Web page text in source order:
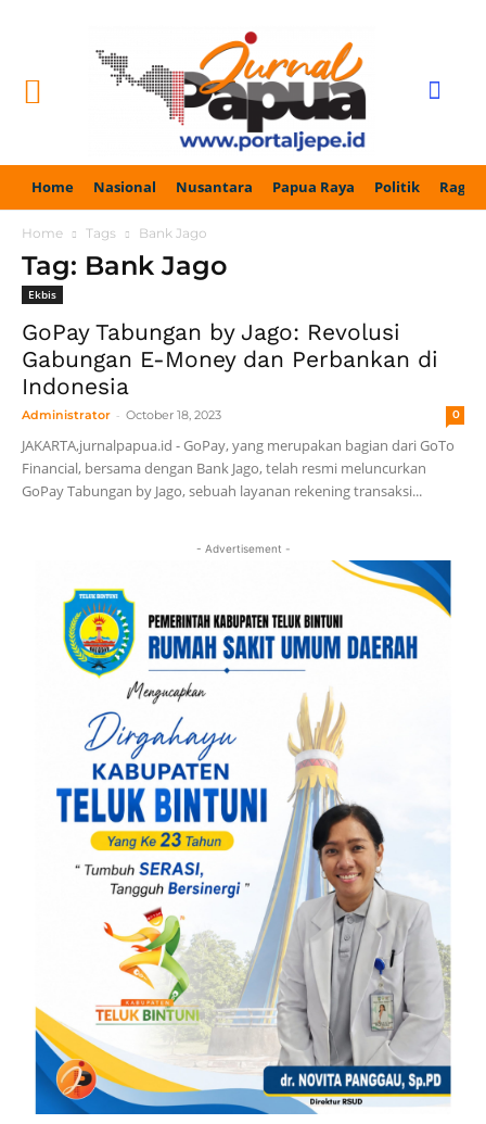
Home Nasional Nusantara Papua Raya Politik
Home Tags Bank Jago
Tag: Bank Jago
Ekbis
GoPay Tabungan by Jago: Revolusi
Gabungan E-Money dan Perbankan di
Indonesia
Administrator - October 18, 2023 0
JAKARTA,jurnalpapua.id - GoPay, yang merupakan bagian dari GoTo
Financial, bersama dengan Bank Jago, telah resmi meluncurkan
GoPay Tabungan by Jago, sebuah layanan rekening transaksi...
- Advertisement -